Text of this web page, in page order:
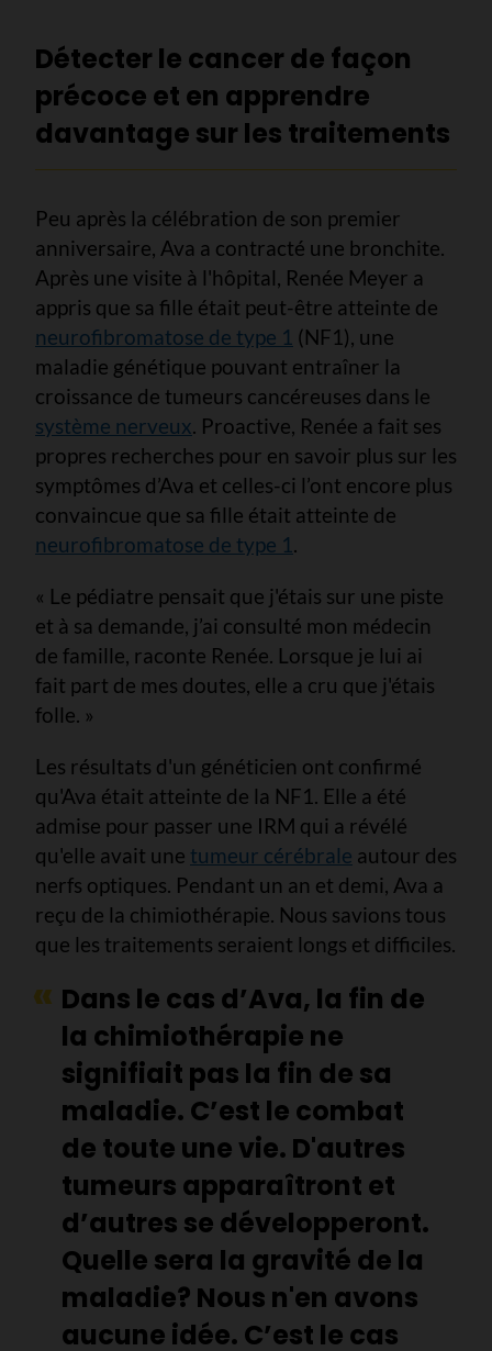
Détecter le cancer de façon
précoce et en apprendre
davantage sur les traitements
Peu après la célébration de son premier
anniversaire, Ava a contracté une bronchite.
Après une visite à l'hôpital, Renée Meyer a
appris que sa fille était peut-être atteinte de
neurofibromatose de type 1 (NF1), une
maladie génétique pouvant entraîner la
croissance de tumeurs cancéreuses dans le
système nerveux . Proactive, Renée a fait ses
propres recherches pour en savoir plus sur les
symptômes d’Ava et celles-ci l’ont encore plus
convaincue que sa fille était atteinte de
neurofibromatose de type 1
« Le pédiatre pensait que j'étais sur une piste
et à sa demande, j’ai consulté mon médecin
de famille, raconte Renée. Lorsque je lui ai
fait part de mes doutes, elle a cru que j'étais
folle. »
Les résultats d'un généticien ont confirmé
qu'Ava était atteinte de la NF1. Elle a été
admise pour passer une IRM qui a révélé
qu'elle avait une tumeur cérébrale autour des
nerfs optiques. Pendant un an et demi, Ava a
reçu de la chimiothérapie. Nous savions tous
que les traitements seraient longs et difficiles.
Dans le cas d’Ava, la fin de
la chimiothérapie ne
signifiait pas la fin de sa
maladie. C’est le combat
de toute une vie. D'autres
tumeurs apparaîtront et
d’autres se développeront.
Quelle sera la gravité de la
maladie? Nous n'en avons
aucune idée. C’est le cas